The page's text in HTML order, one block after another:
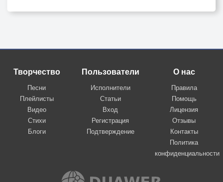
Творчество
Песни
Плейлисты
Видео
Стихи
Блоги
Пользователи
Исполнители
Статьи
Вход
Регистрация
Подтверждение
О нас
Правила
Помощь
Лицензия
Отзывы
Контакты
Политика
конфиденциальности